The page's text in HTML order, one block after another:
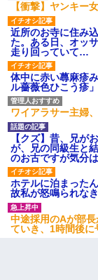
【衝撃】ヤンキー
近所のお寺に住み
た。ある日、オッ
走り回っていて…
体中に赤い蕁麻疹
ル薔薇色ひこう疹
ワイアラサー主婦
【クズ】昔、兄が
が、兄の同級生と
のお古ですが気分
ホテルに泊まった
故私が怒鳴られな
中途採用のAが部
ていき、1時間後